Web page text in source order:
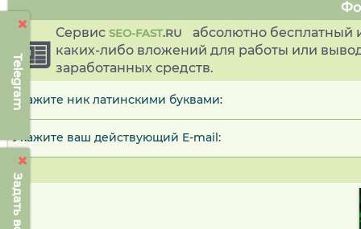
Telegram
Сервис SEO-FAST.RU
абсолютно бесплатный
каких-либо вложений для работы или
заработанных средств.
Укажите ник латинскими буквами:
Укажите ваш действующий E-mail: